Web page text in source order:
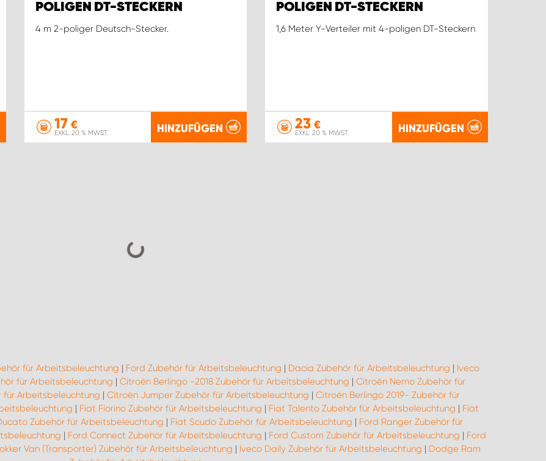
POLIGEN DT-STECKERN
4 m 2-poliger Deutsch-Stecker.
17€
EXKL. 20 % MWST. HINZUFÜGEN
POLIGEN DT-STECKERN
1,6 Meter Y-Verteiler mit 4-poligen DT-Steckern
23 €
EXKL. 20 % MWST. HINZUFÜGEN
für Arbeitsbeleuchtung | Ford Zubehör für Arbeitsbeleuchtung | Dacia Zubehör für Arbeitsbeleuchtung | Iveco
für Arbeitsbeleuchtung | Citroën Berlingo -2018 Zubehör für Arbeitsbeleuchtung | Citroën Nemo Zubehör für
für Arbeitsbeleuchtung | Citroën Jumper Zubehör für Arbeitsbeleuchtung | Citroën Berlingo 2019- Zubehör für
| Fiat Fiorino Zubehör für Arbeitsbeleuchtung | Fiat Talento Zubehör für Arbeitsbeleuchtung | Fiat
Zubehör für Arbeitsbeleuchtung | Fiat Scudo Zubehör für Arbeitsbeleuchtung | Ford Ranger Zubehör für
| Ford Connect Zubehör für Arbeitsbeleuchtung | Ford Custom Zubehör für Arbeitsbeleuchtung | Ford
Van (Transporter) Zubehör für Arbeitsbeleuchtung | Iveco Daily Zubehör für Arbeitsbeleuchtung | Dodge Ram